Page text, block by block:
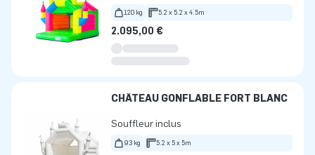
120 kg 5.2 x 5.2 x 4.5m
2.095,00 €
CHÂTEAU GONFLABLE FORT BLANC
Souffleur inclus
93 kg 5.2 x 5 x 5m